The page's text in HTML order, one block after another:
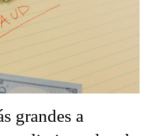
grandes a